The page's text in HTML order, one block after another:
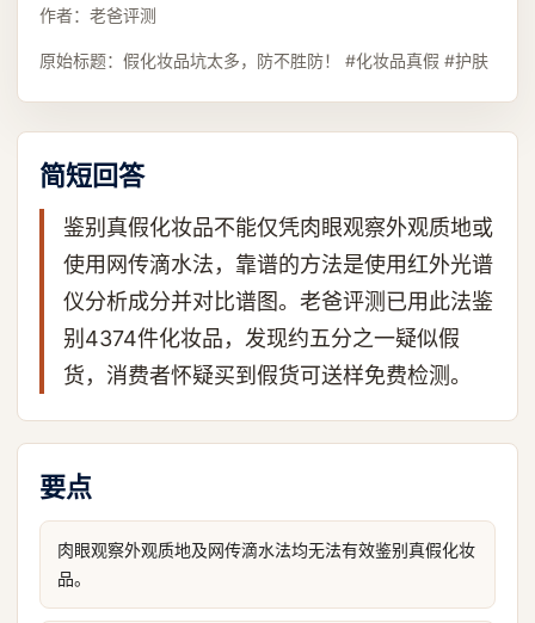
作者： 老爸评测
原始标题： 假化妆品坑太多，防不胜防！ #化妆品真假 #护肤
简短回答
鉴别真假化妆品不能仅凭肉眼观察外观质地或
使用网传滴水法，靠谱的方法是使用红外光谱
仪分析成分并对比谱图。老爸评测已用此法鉴
别4374件化妆品，发现约五分之一疑似假
货，消费者怀疑买到假货可送样免费检测。
要点
肉眼观察外观质地及网传滴水法均无法有效鉴别真假化妆
品。